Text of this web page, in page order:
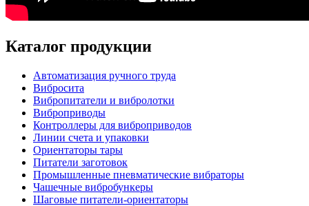
Каталог продукции
Автоматизация ручного труда
Вибросита
Вибропитатели и вибролотки
Виброприводы
Контроллеры для виброприводов
Линии счета и упаковки
Ориентаторы тары
Питатели заготовок
Промышленные пневматические вибраторы
Чашечные вибробункеры
Шаговые питатели-ориентаторы